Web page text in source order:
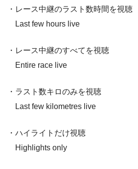
・レース中継のラスト数時間を視聴
Last few hours live
・レース中継のすべてを視聴
Entire race live
・ラスト数キロのみを視聴
Last few kilometres live
・ハイライトだけ視聴
Highlights only